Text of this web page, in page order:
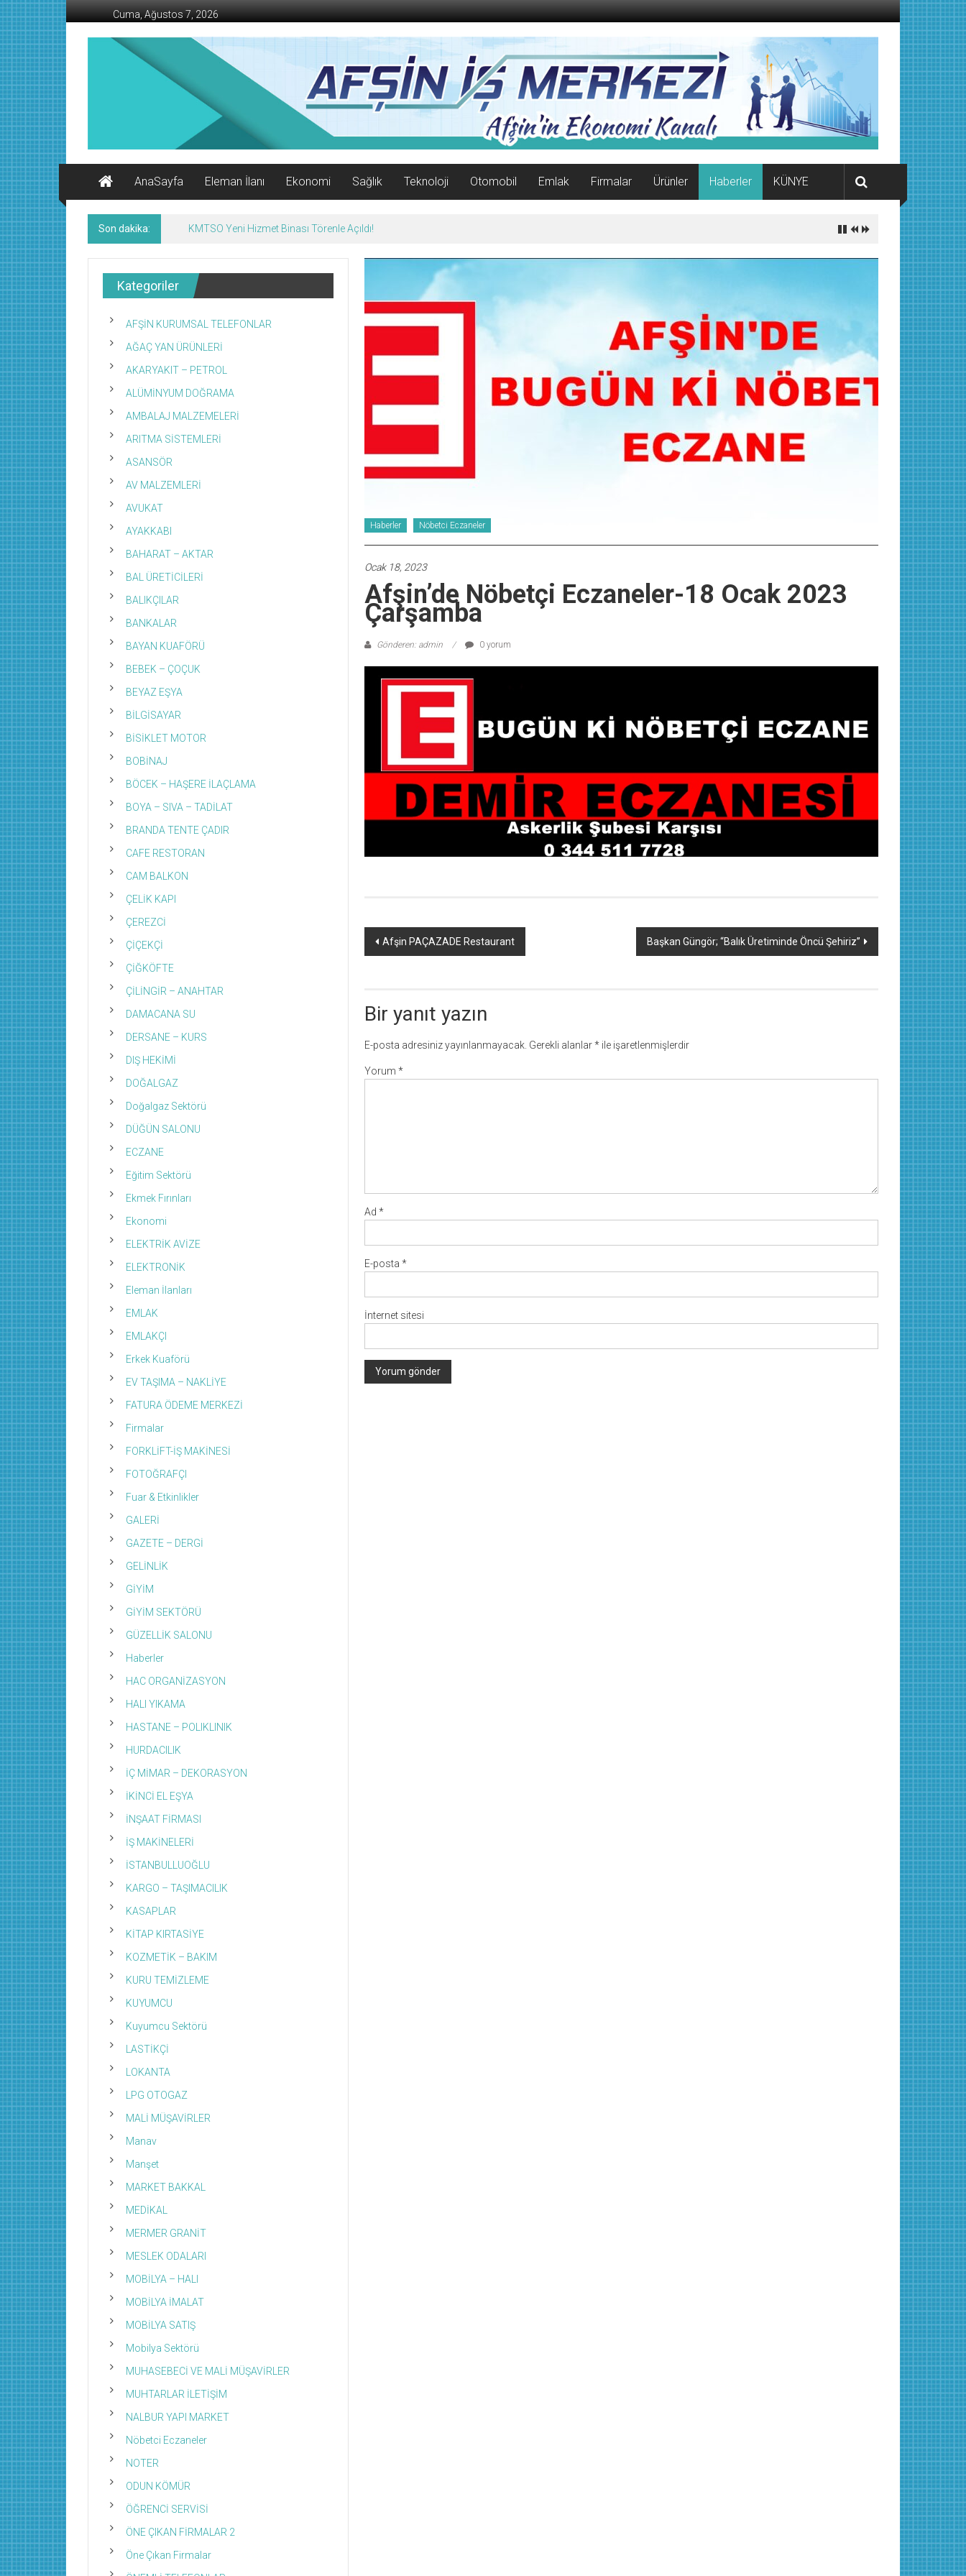
İçeriğe
geç
Cuma, Ağustos 7, 2026
AFŞİN
Ekonomi
Kanalı
AnaSayfa
Eleman İlanı Ekonomi Sağlık Teknoloji Otomobil Emlak Firmalar Ürünler Haberler KÜNYE
Son dakika: KMTSO Yeni Hizmet Binası Törenle Açıldı!
Haberler Nöbetci Eczaneler
Ocak 18, 2023
Afşin’de Nöbetçi Eczaneler-18 Ocak 2023
Çarşamba
Gönderen: admin 0 yorum
Yazı
Afşin PAÇAZADE Restaurant Başkan Güngör; “Balık Üretiminde Öncü Şehiriz”
Bir yanıt yazın
E-posta adresiniz yayınlanmayacak. Gerekli alanlar* ile işaretlenmişlerdir
Yorum *
Ad *
E-posta *
İnternet sitesi
Kategoriler
AFŞİN KURUMSAL TELEFONLAR
AĞAÇ YAN ÜRÜNLERİ
AKARYAKIT – PETROL
ALÜMİNYUM DOĞRAMA
AMBALAJ MALZEMELERİ
ARITMA SİSTEMLERİ
ASANSÖR
AV MALZEMLERİ
AVUKAT
AYAKKABI
BAHARAT – AKTAR
BAL ÜRETİCİLERİ
BALIKÇILAR
BANKALAR
BAYAN KUAFÖRÜ
BEBEK – ÇOÇUK
BEYAZ EŞYA
BİLGİSAYAR
BİSİKLET MOTOR
BOBİNAJ
BÖCEK – HAŞERE İLAÇLAMA
BOYA – SIVA – TADİLAT
BRANDA TENTE ÇADIR
CAFE RESTORAN
CAM BALKON
ÇELİK KAPI
ÇEREZCİ
ÇİÇEKÇİ
ÇİĞKÖFTE
ÇİLİNGİR – ANAHTAR
DAMACANA SU
DERSANE – KURS
DIŞ HEKİMİ
DOĞALGAZ
Doğalgaz Sektörü
DÜĞÜN SALONU
ECZANE
Eğitim Sektörü
Ekmek Fırınları
Ekonomi
ELEKTRİK AVİZE
ELEKTRONİK
Eleman İlanları
EMLAK
EMLAKÇI
Erkek Kuaförü
EV TAŞIMA – NAKLİYE
FATURA ÖDEME MERKEZİ
Firmalar
FORKLİFT-İŞ MAKİNESİ
FOTOĞRAFÇI
Fuar & Etkinlikler
GALERİ
GAZETE – DERGİ
GELİNLİK
GİYİM
GİYİM SEKTÖRÜ
GÜZELLİK SALONU
Haberler
HAC ORGANİZASYON
HALI YIKAMA
HASTANE – POLIKLINIK
HURDACILIK
İÇ MİMAR – DEKORASYON
İKİNCİ EL EŞYA
İNŞAAT FİRMASI
İŞ MAKİNELERİ
İSTANBULLUOĞLU
KARGO – TAŞIMACILIK
KASAPLAR
KİTAP KIRTASİYE
KOZMETİK – BAKIM
KURU TEMİZLEME
KUYUMCU
Kuyumcu Sektörü
LASTİKÇİ
LOKANTA
LPG OTOGAZ
MALİ MÜŞAVİRLER
Manav
Manşet
MARKET BAKKAL
MEDİKAL
MERMER GRANİT
MESLEK ODALARI
MOBİLYA – HALI
MOBİLYA İMALAT
MOBİLYA SATIŞ
Mobilya Sektörü
MUHASEBECİ VE MALİ MÜŞAVİRLER
MUHTARLAR İLETİŞİM
NALBUR YAPI MARKET
Nöbetci Eczaneler
NOTER
ODUN KÖMÜR
ÖĞRENCİ SERVİSİ
ÖNE ÇIKAN FİRMALAR 2
Öne Çıkan Firmalar